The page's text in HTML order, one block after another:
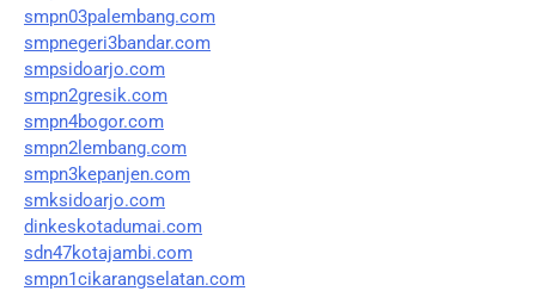
smpn03palembang.com
smpnegeri3bandar.com
smpsidoarjo.com
smpn2gresik.com
smpn4bogor.com
smpn2lembang.com
smpn3kepanjen.com
smksidoarjo.com
dinkeskotadumai.com
sdn47kotajambi.com
smpn1cikarangselatan.com